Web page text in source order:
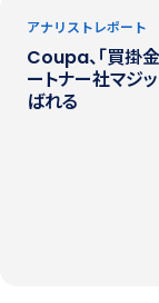
アナリストレポート
Coupa、「買掛
ートナー社マジ
ばれる